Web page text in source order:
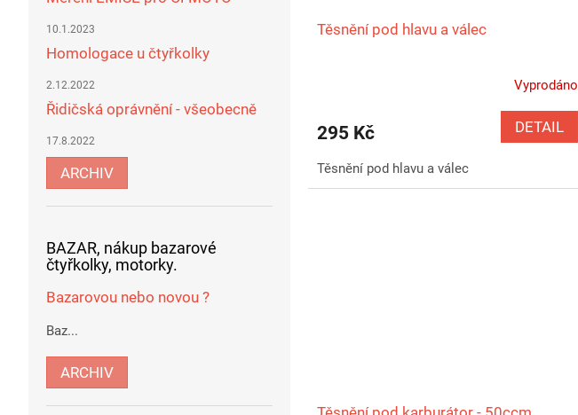
10.1.2023
Homologace u čtyřkolky
2.12.2022
Řidičská oprávnění - všeobecně
17.8.2022
ARCHIV
BAZAR, nákup bazarové
čtyřkolky, motorky.
Bazarovou nebo novou ?
Baz...
ARCHIV
Těsnění pod hlavu a válec
Vyprodáno
295 Kč DETAIL
Těsnění pod hlavu a válec